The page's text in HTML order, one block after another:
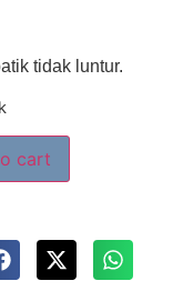
tidak luntur.
cart